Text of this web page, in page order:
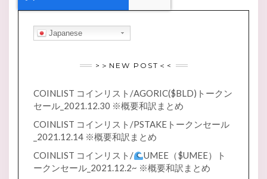
Japanese
>＞NEW POST＜<
COINLIST コインリスト/AGORIC($BLD)トークン
セール_2021.12.30 ※概要和訳まとめ
COINLIST コインリスト/PSTAKEトークンセール
_2021.12.14 ※概要和訳まとめ
COINLIST コインリスト/
UMEE（$UMEE）ト
ークンセール_2021.12.2~ ※概要和訳まとめ